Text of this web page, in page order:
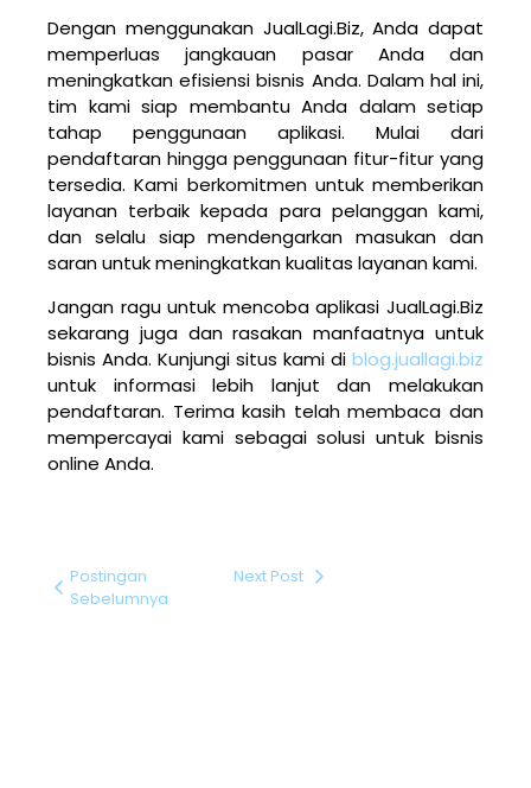
Dengan menggunakan JualLagi.Biz, Anda dapat
memperluas jangkauan pasar Anda dan
meningkatkan efisiensi bisnis Anda. Dalam hal ini,
tim kami siap membantu Anda dalam setiap
tahap penggunaan aplikasi. Mulai dari
pendaftaran hingga penggunaan fitur-fitur yang
tersedia. Kami berkomitmen untuk memberikan
layanan terbaik kepada para pelanggan kami,
dan selalu siap mendengarkan masukan dan
saran untuk meningkatkan kualitas layanan kami.
Jangan ragu untuk mencoba aplikasi JualLagi.Biz
sekarang juga dan rasakan manfaatnya untuk
bisnis Anda. Kunjungi situs kami di blog.juallagi.biz
untuk informasi lebih lanjut dan melakukan
pendaftaran. Terima kasih telah membaca dan
mempercayai kami sebagai solusi untuk bisnis
online Anda.
Postingan
Sebelumnya
Next Post